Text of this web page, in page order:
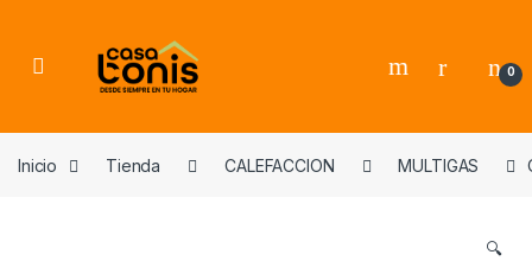
0
Inicio Tienda CALEFACCION MULTIGAS
🔍